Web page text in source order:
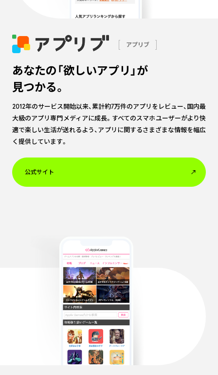
アプリブ
あなたの「欲しいアプリ」が
見つかる。
2012年のサービス開始以来、累計約7万件のアプリをレビュー、国内最
大級のアプリ専門メディアに成長。すべてのスマホユーザーがより快
適で楽しい生活が送れるよう、アプリに関するさまざまな情報を幅広
く提供しています。
公式サイト